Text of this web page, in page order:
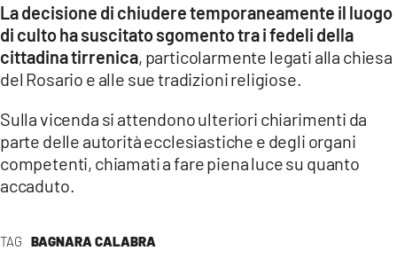
TAG BAGNARA CALABRA
La decisione di chiudere temporaneamente il luogo
di culto ha suscitato sgomento tra i fedeli della
cittadina tirrenica, particolarmente legati alla chiesa
del Rosario e alle sue tradizioni religiose.
Sulla vicenda si attendono ulteriori chiarimenti da
parte delle autorità ecclesiastiche e degli organi
competenti, chiamati a fare piena luce su quanto
accaduto.